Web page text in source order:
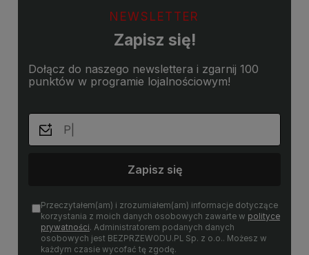
NEWSLETTER
Zapisz się!
Dołącz do naszego newslettera i zgarnij 100
punktów w programie lojalnościowym!
Zapisz się
Przeczytałem(am) i zrozumiałem(am) informacje dotyczące
korzystania z moich danych osobowych zawarte w polityce
prywatności. Administratorem podanych danych
osobowych jest BEZPRZEWODU.PL Sp. z o.o.. Możesz w
każdym czasie wycofać tę zgodę.